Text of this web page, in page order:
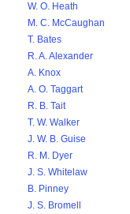
W. O. Heath
M. C. McCaughan
T. Bates
R. A. Alexander
A. Knox
A. O. Taggart
R. B. Tait
T. W. Walker
J. W. B. Guise
R. M. Dyer
J. S. Whitelaw
B. Pinney
J. S. Bromell